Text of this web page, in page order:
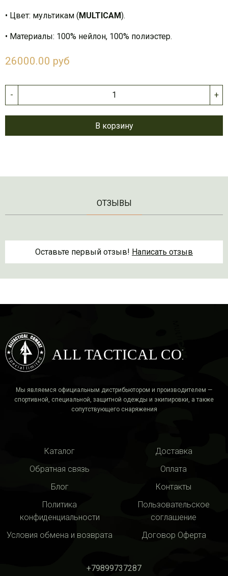
• Цвет: мультикам (MULTICAM).
• Материалы: 100% нейлон, 100% полиэстер.
26000.00 руб
- +
В корзину
ОТЗЫВЫ
Оставьте первый отзыв! Написать отзыв
ALL TACTICAL COMBAT
Мы являемся официальным дистрибьютором и производителем —
спортивной, специальной, защитной одежды и экипировки, а также
сопутствующего снаряжения
Каталог
Доставка
Обратная связь
Оплата
Блог
Контакты
Политика
конфиденциальности
Пользовательское
соглашение
Условия обмена и возврата
Договор Оферта
+79899737287